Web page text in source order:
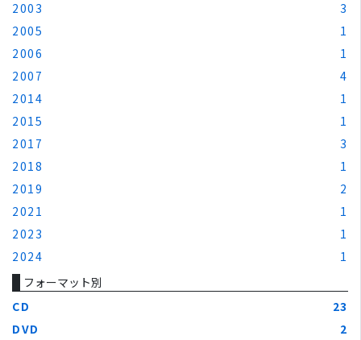
2003
3
2005
1
2006
1
2007
4
2014
1
2015
1
2017
3
2018
1
2019
2
2021
1
2023
1
2024
1
フォーマット別
CD
23
DVD
2